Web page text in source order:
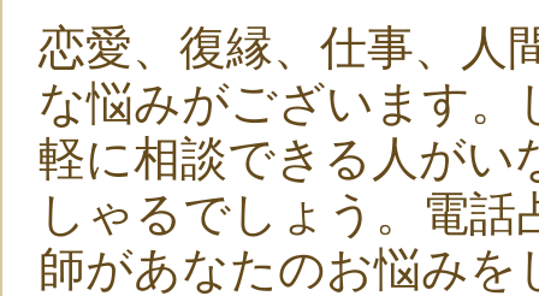
恋愛、復縁、仕事、人
な悩みがございます
軽に相談できる人がい
しゃるでしょう。電
師があなたのお悩みを